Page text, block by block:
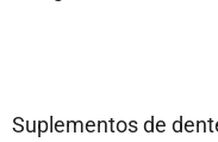
Suplementos de